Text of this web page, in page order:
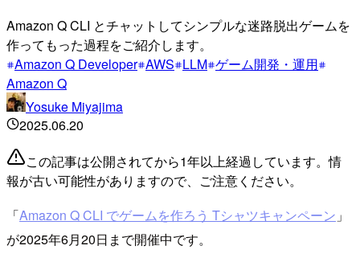
Amazon Q CLI とチャットしてシンプルな迷路脱出ゲームを
作ってもった過程をご紹介します。
Amazon Q Developer AWS LLM ゲーム開発・運用
Amazon Q
Yosuke Miyajima
2025.06.20
この記事は公開されてから1年以上経過しています。情
報が古い可能性がありますので、ご注意ください。
「Amazon Q CLI でゲームを作ろう Tシャツキャンペーン 」
が2025年6月20日まで開催中です。